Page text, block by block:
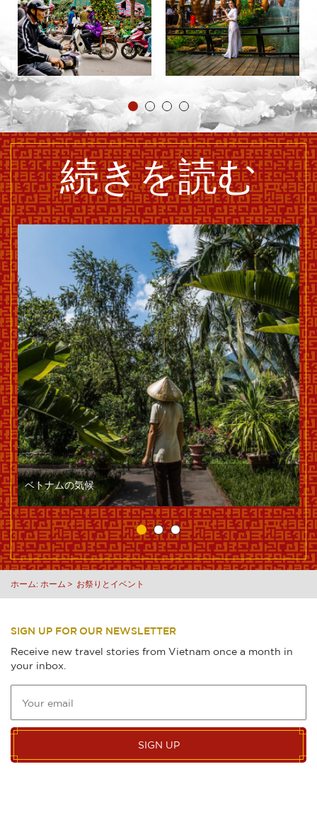
続きを読む
ベトナムの気候
ホーム: ホーム お祭りとイベント
SIGN UP FOR OUR NEWSLETTER
Receive new travel stories from Vietnam once a month in
your inbox.
SIGN UP